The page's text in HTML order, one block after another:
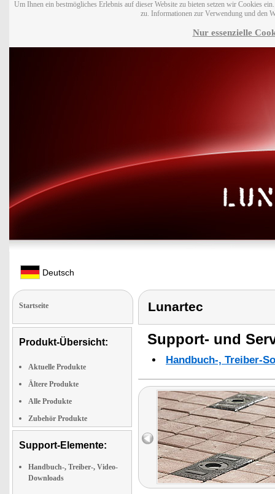
Um Ihnen ein bestmögliches Erlebnis auf dieser Website zu bieten setzen wir Cookies
zu. Informationen zur Verwendung und den
Nur essenzielle
Deutsch
Startseite
Produkt-Übersicht:
Aktuelle Produkte
Ältere Produkte
Alle Produkte
Zubehör Produkte
Support-Elemente:
Handbuch-, Treiber-, Video-
Downloads
Lunartec
Support- und
Handbuch-, Treiber-